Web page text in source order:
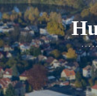
Skip
to
content
. . .